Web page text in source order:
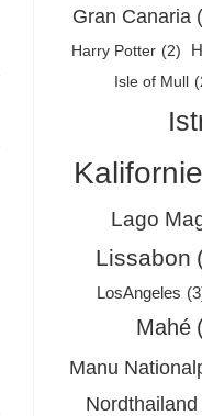
Gran Canaria
Harry Potter (2)
Isle of Mull
Lago
Lissabon
LosAngeles
Mahé
Manu
Nordthailand